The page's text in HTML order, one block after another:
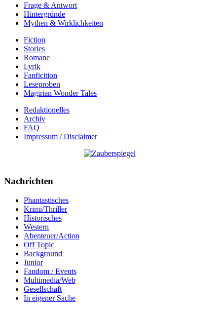
Frage & Antwort
Hintergründe
Mythen & Wirklichkeiten
Fiction
Stories
Romane
Lyrik
Fanficition
Leseproben
Magirian Wonder Tales
Redaktionelles
Archiv
FAQ
Impressum / Disclaimer
Nachrichten
Phantastisches
Krimi/Thriller
Historisches
Western
Abenteuer/Action
Off Topic
Background
Junior
Fandom / Events
Multimedia/Web
Gesellschaft
In eigener Sache